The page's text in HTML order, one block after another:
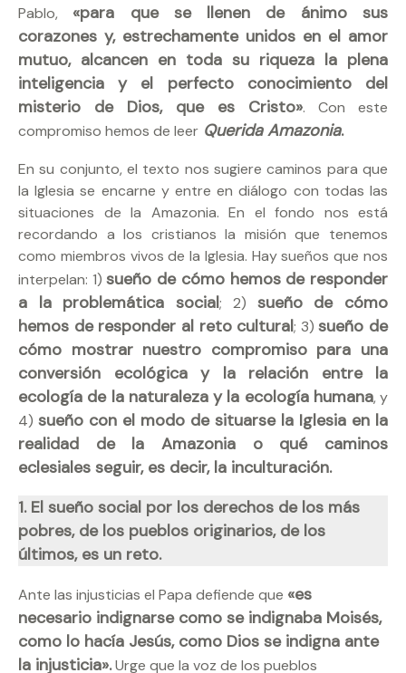
Pablo, «para que se llenen de ánimo sus
corazones y, estrechamente unidos en el amor
mutuo, alcancen en toda su riqueza la plena
inteligencia y el perfecto conocimiento del
misterio de Dios, que es Cristo». Con este
compromiso hemos de leer Querida Amazonia.
En su conjunto, el texto nos sugiere caminos para que
la Iglesia se encarne y entre en diálogo con todas las
situaciones de la Amazonia. En el fondo nos está
recordando a los cristianos la misión que tenemos
como miembros vivos de la Iglesia. Hay sueños que nos
interpelan: 1)sueño de cómo hemos de responder
a la problemática social; 2) sueño de cómo
hemos de responder al reto cultural; 3)sueño de
cómo mostrar nuestro compromiso para una
conversión ecológica y la relación entre la
ecología de la naturaleza y la ecología humana, y
4) sueño con el modo de situarse la Iglesia en la
realidad de la Amazonia o qué caminos
eclesiales seguir, es decir, la inculturación.
1. El sueño social por los derechos de los más
pobres, de los pueblos originarios, de los
últimos, es un reto.
Ante las injusticias el Papa defiende que «es
necesario indignarse como se indignaba Moisés,
como lo hacía Jesús, como Dios se indigna ante
la injusticia».Urge que la voz de los pueblos